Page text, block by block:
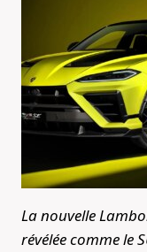
La nouvelle
révélée comme le